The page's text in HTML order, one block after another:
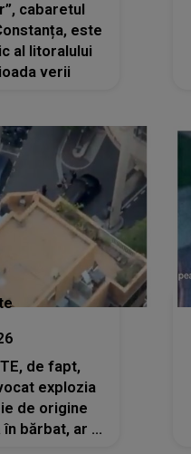
cabaretul
este
al litoralului
verii
de fapt,
explozia
de origine
în bărbat, ar fi